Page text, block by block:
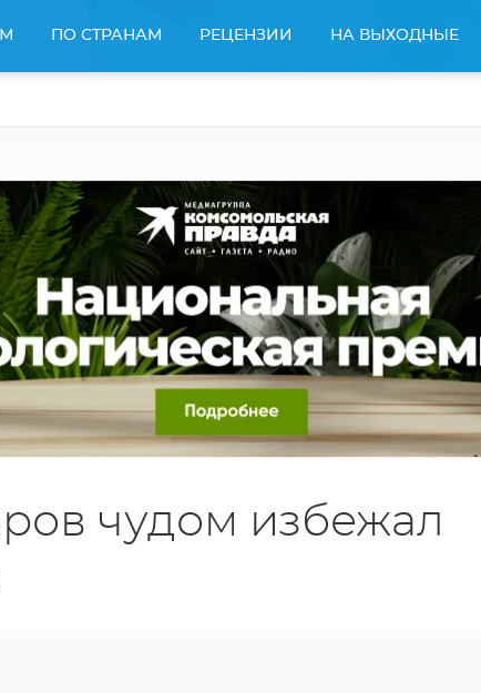
ПО СТРАНАМ РЕЦЕНЗИИ НА ВЫХОДНЫЕ
чудом избежал